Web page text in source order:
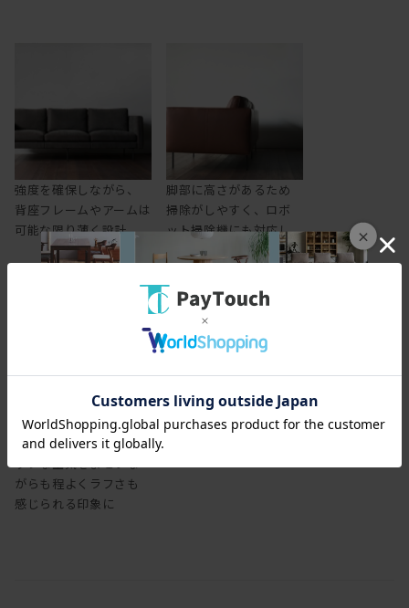
×
強度を確保しながら、
背座フレームやアームは
可能な限り薄く設計
脚部に高さがあるため
掃除がしやすく、ロボ
ット掃除機にも対応し
ます
レザーで張り込むと、シ
ックな空気をまといな
がらも程よくラフさも
感じられる印象に